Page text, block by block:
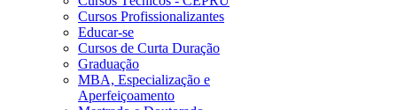
Cursos Profissionalizantes
Educar-se
Cursos de Curta Duração
Graduação
MBA, Especialização e
Aperfeiçoamento